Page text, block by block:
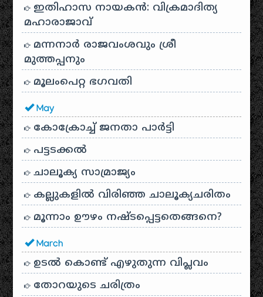
ഇതിഹാസ നായകൻ: വിക്രമാദിത്യ
മഹാരാജാവ്
മന്നനാർ രാജവംശവും ശ്രീ
മുത്തപ്പനും
മൂലംപെറ്റ ഭഗവതി
May
കോക്രോച്ച് ജനതാ പാർട്ടി
പട്ടടക്കൽ
ചാലൂക്യ സാമ്രാജ്യം
കല്ലുകളിൽ വിരിഞ്ഞ ചാലൂക്യചരിതം
മൂന്നാം ഊഴം നഷ്ടപ്പെട്ടതെങ്ങനെ?
March
ഉടൽ കൊണ്ട് എഴുതുന്ന വിപ്ലവം
തോറയുടെ ചരിത്രം